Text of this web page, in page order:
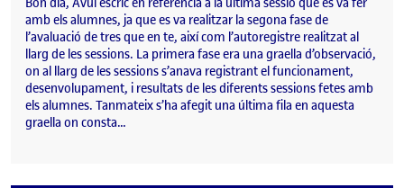
amb els alumnes, ja que es va realitzar la segona fase de
l’avaluació de tres que en te, així com l’autoregistre realitzat al
llarg de les sessions. La primera fase era una graella d’observació,
on al llarg de les sessions s’anava registrant el funcionament,
desenvolupament, i resultats de les diferents sessions fetes amb
els alumnes. Tanmateix s’ha afegit una última fila en aquesta
graella on consta…